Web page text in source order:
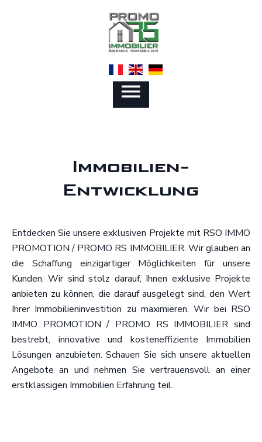
Immobilien-
Entwicklung
Entdecken Sie unsere exklusiven Projekte mit RSO IMMO
PROMOTION / PROMO RS IMMOBILIER. Wir glauben an
die Schaffung einzigartiger Möglichkeiten für unsere
Kunden. Wir sind stolz darauf, Ihnen exklusive Projekte
anbieten zu können, die darauf ausgelegt sind, den Wert
Ihrer Immobilieninvestition zu maximieren. Wir bei RSO
IMMO PROMOTION / PROMO RS IMMOBILIER sind
bestrebt, innovative und kosteneffiziente Immobilien
Lösungen anzubieten. Schauen Sie sich unsere aktuellen
Angebote an und nehmen Sie vertrauensvoll an einer
erstklassigen Immobilien Erfahrung teil.